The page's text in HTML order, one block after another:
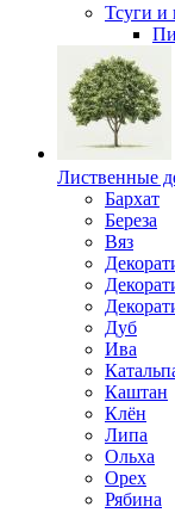
Тсуги и
Лиственные
Бархат
Береза
Вяз
Дуб
Ива
Каштан
Клён
Липа
Ольха
Орех
Рябина